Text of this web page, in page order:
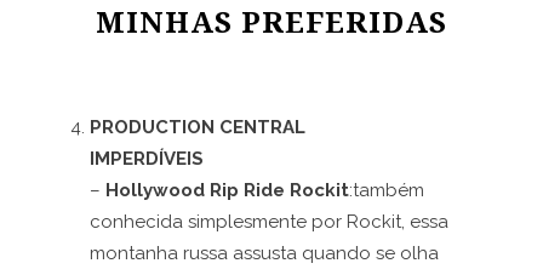
MINHAS PREFERIDAS
PRODUCTION CENTRAL
IMPERDÍVEIS
– Hollywood Rip Ride Rockit:também
conhecida simplesmente por Rockit, essa
montanha russa assusta quando se olha